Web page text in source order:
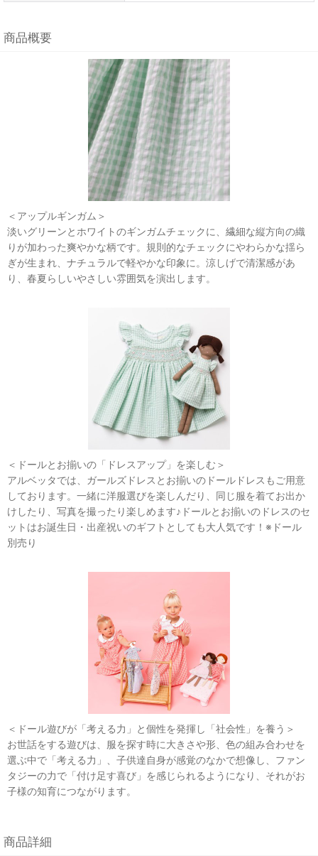
商品概要
＜アップルギンガム＞
淡いグリーンとホワイトのギンガムチェックに、繊細な縦方向の織
りが加わった爽やかな柄です。規則的なチェックにやわらかな揺ら
ぎが生まれ、ナチュラルで軽やかな印象に。涼しげで清潔感があ
り、春夏らしいやさしい雰囲気を演出します。
＜ドールとお揃いの「ドレスアップ」を楽しむ＞
アルベッタでは、ガールズドレスとお揃いのドールドレスもご用意
しております。一緒に洋服選びを楽しんだり、同じ服を着てお出か
けしたり、写真を撮ったり楽しめます♪ドールとお揃いのドレスのセ
ットはお誕生日・出産祝いのギフトとしても大人気です！※ドール
別売り
＜ドール遊びが「考える力」と個性を発揮し「社会性」を養う＞
お世話をする遊びは、服を探す時に大きさや形、色の組み合わせを
選ぶ中で「考える力」、子供達自身が感覚のなかで想像し、ファン
タジーの力で「付け足す喜び」を感じられるようになり、それがお
子様の知育につながります。
商品詳細